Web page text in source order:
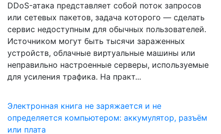
DDoS-атака представляет собой поток запросов
или сетевых пакетов, задача которого — сделать
сервис недоступным для обычных пользователей.
Источником могут быть тысячи зараженных
устройств, облачные виртуальные машины или
неправильно настроенные серверы, используемые
для усиления трафика. На практ...
Электронная книга не заряжается и не
определяется компьютером: аккумулятор, разъём
или плата